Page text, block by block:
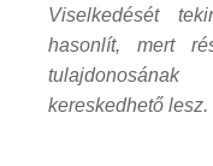
Viselkedését
hasonlít, mert
kereskedhető lesz.